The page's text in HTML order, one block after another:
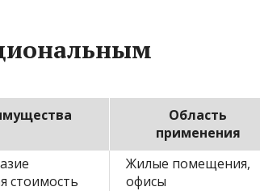
Область
применения
стоимость
Жилые помещения,
офисы